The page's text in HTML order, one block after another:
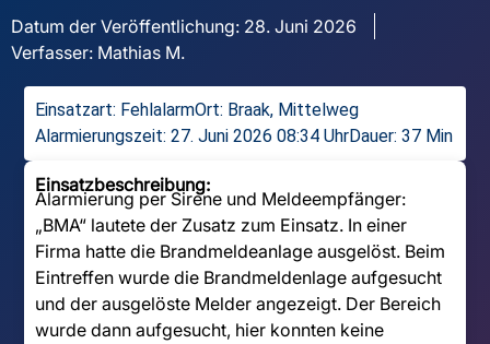
Datum der Veröffentlichung: 28. Juni 2026
Verfasser: Mathias M.
Einsatzart: FehlalarmOrt: Braak, Mittelweg
Alarmierungszeit: 27. Juni 2026 08:34 UhrDauer: 37 Min
Einsatzbeschreibung:
Alarmierung per Sirene und Meldeempfänger:
„BMA“ lautete der Zusatz zum Einsatz. In einer
Firma hatte die Brandmeldeanlage ausgelöst. Beim
Eintreffen wurde die Brandmeldenlage aufgesucht
und der ausgelöste Melder angezeigt. Der Bereich
wurde dann aufgesucht, hier konnten keine